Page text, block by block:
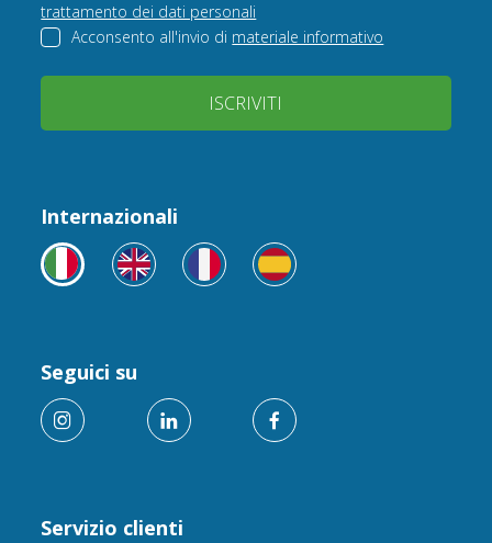
trattamento dei dati personali
Acconsento all'invio di materiale informativo
ISCRIVITI
Servizio clienti
Internazionali
Seguici su